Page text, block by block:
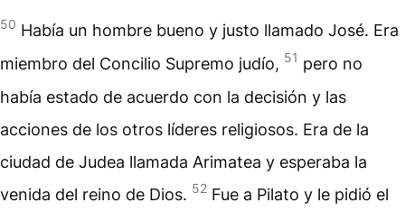
50 Había un hombre bueno y justo llamado José. Era
miembro del Concilio Supremo judío, 51 pero no
había estado de acuerdo con la decisión y las
acciones de los otros líderes religiosos. Era de la
ciudad de Judea llamada Arimatea y esperaba la
venida del reino de Dios. 52 Fue a Pilato y le pidió el